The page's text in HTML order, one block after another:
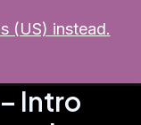
Intro
(US) instead.